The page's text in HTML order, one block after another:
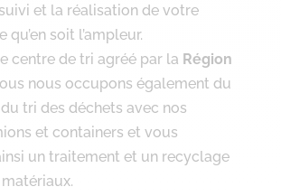
et la réalisation de votre
soit l’ampleur.
centre de tri agréé par la Région
nous occupons également du
tri des déchets avec nos
et containers et vous
un traitement et un recyclage